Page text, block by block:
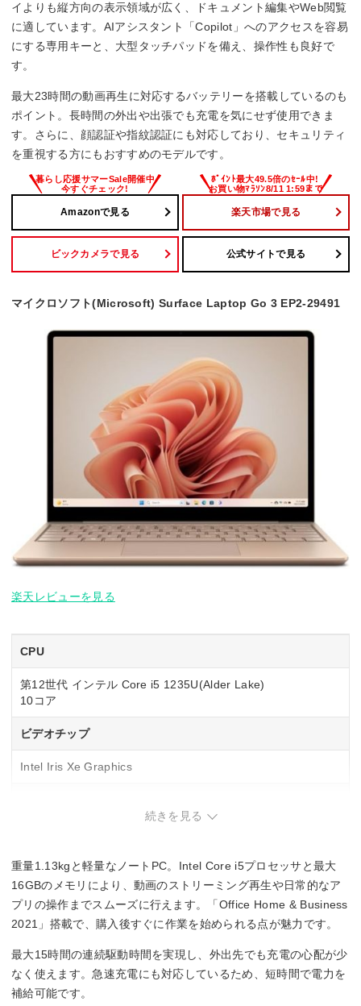
Office詳細
イよりも縦方向の表示領域が広く、ドキュメント編集やWeb閲覧
に適しています。AIアシスタント「Copilot」へのアクセスを容易
にする専用キーと、大型タッチパッドを備え、操作性も良好で
す。
最大23時間の動画再生に対応するバッテリーを搭載しているのも
ポイント。長時間の外出や出張でも充電を気にせず使用できま
す。さらに、顔認証や指紋認証にも対応しており、セキュリティ
を重視する方にもおすすめのモデルです。
Amazonで見る 楽天市場で見る
ビックカメラで見る 公式サイトで見る
マイクロソフト(Microsoft) Surface Laptop Go 3 EP2-29491
楽天レビューを見る
CPU
第12世代 インテル Core i5 1235U(Alder Lake)
10コア
ビデオチップ
Intel Iris Xe Graphics
メモリ容量
標準16GB[増設不可]
駆動時間
Office詳細
続きを見る
重量1.13kgと軽量なノートPC。Intel Core i5プロセッサと最大
16GBのメモリにより、動画のストリーミング再生や日常的なア
プリの操作までスムーズに行えます。「Office Home & Business
2021」搭載で、購入後すぐに作業を始められる点が魅力です。
最大15時間の連続駆動時間を実現し、外出先でも充電の心配が少
なく使えます。急速充電にも対応しているため、短時間で電力を
補給可能です。